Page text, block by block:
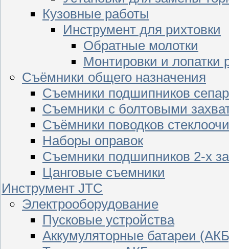
Кузовные работы
Инструмент для рихтовки
Обратные молотки
Монтировки и лопатки
Съёмники общего назначения
Съемники подшипников
Съемники с болтовыми
Съёмники поводков
Наборы оправок
Съемники подшипников 2-х
Цанговые съемники
Инструмент JTC
Электрооборудование
Пусковые устройства
Аккумуляторные батареи